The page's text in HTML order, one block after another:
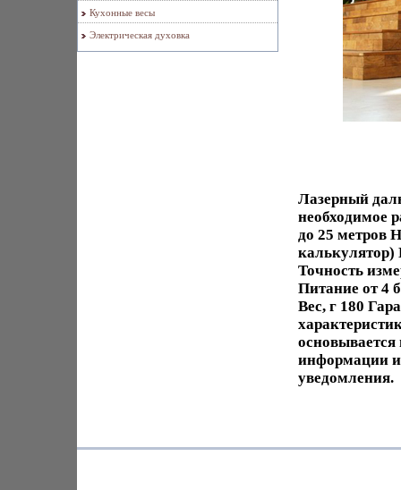
Кухонные весы
Электрическая духовка
Лазерный
необходимое
до 25 метров
калькулятор)
Точность
Питание от 4
Вес, г 180
информации и
уведомления.